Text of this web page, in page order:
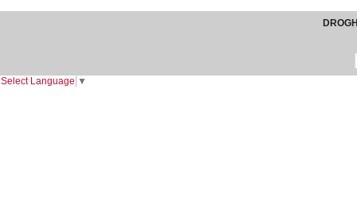
Select Language ▼